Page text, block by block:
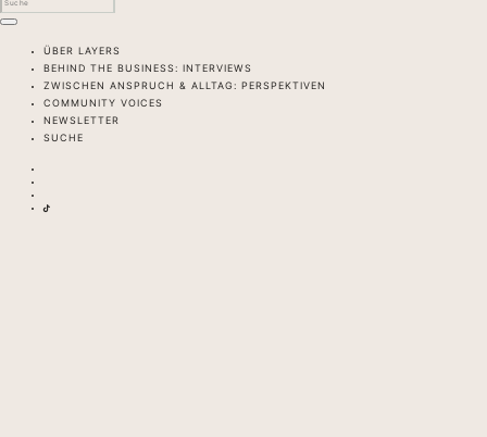
ÜBER LAYERS
BEHIND THE BUSINESS: INTERVIEWS
ZWISCHEN ANSPRUCH & ALLTAG: PERSPEKTIVEN
COMMUNITY VOICES
NEWSLETTER
SUCHE